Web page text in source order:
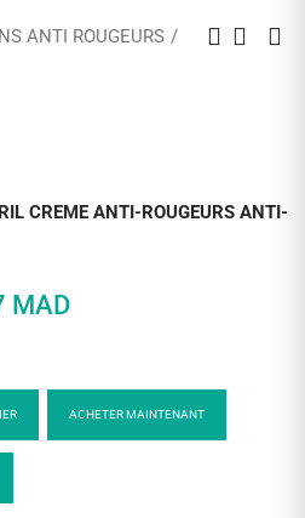
ANTI ROUGEURS
CREME ANTI-ROUGEURS ANTI-
MAD
ACHETER MAINTENANT